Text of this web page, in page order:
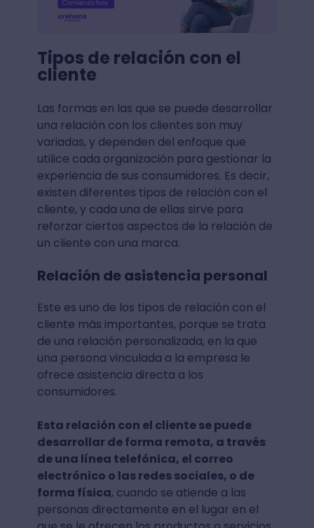
Tipos de relación con el
cliente
Las formas en las que se puede desarrollar
una relación con los clientes son muy
variadas, y dependen del enfoque que
utilice cada organización para gestionar la
experiencia de sus consumidores. Es decir,
existen diferentes tipos de relación con el
cliente, y cada una de ellas sirve para
reforzar ciertos aspectos de la relación de
un cliente con una marca.
Relación de asistencia personal
Este es uno de los tipos de relación con el
cliente más importantes, porque se trata
de una relación personalizada, en la que
una persona vinculada a la empresa le
ofrece asistencia directa a los
consumidores.
Esta relación con el cliente se puede
desarrollar de forma remota, a través
de una línea telefónica, el correo
electrónico o las redes sociales, o de
forma física, cuando se atiende a las
personas directamente en el lugar en el